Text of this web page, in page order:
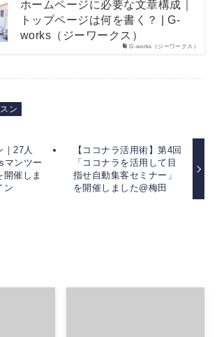
G-works（ジーワークス）
ホームページに必要な文章構成｜
トップページは何を書く？ | G-
works（ジーワークス）
ン
｜27人
マンツー
開催しま
ン
【ココナラ活用術】第4回
「ココナラを活用して目
指せ自動集客セミナー」
を開催しました@梅田